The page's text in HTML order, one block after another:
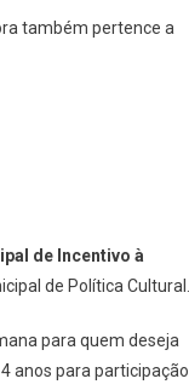
também pertence a
de Incentivo à
de Política Cultural.
para quem deseja
anos para participação.